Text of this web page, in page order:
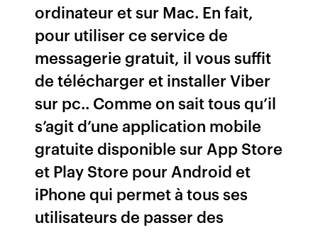
ordinateur et sur Mac. En fait,
pour utiliser ce service de
messagerie gratuit, il vous suffit
de télécharger et installer Viber
sur pc.. Comme on sait tous qu’il
s’agit d’une application mobile
gratuite disponible sur App Store
et Play Store pour Android et
iPhone qui permet à tous ses
utilisateurs de passer des